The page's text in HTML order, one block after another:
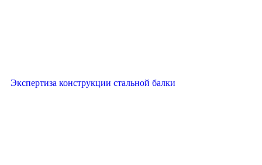
Экспертиза конструкции стальной балки